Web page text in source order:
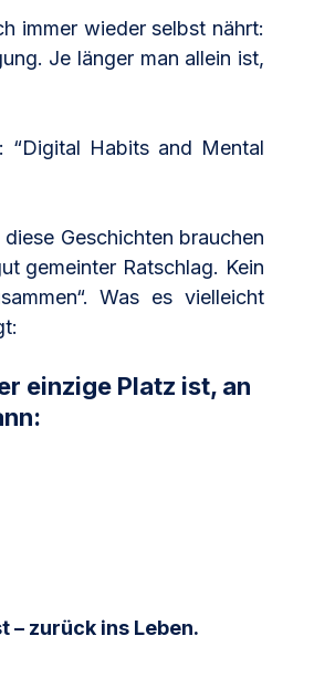
immer wieder selbst nährt:
Je länger man allein ist,
“Digital Habits and Mental
Geschichten brauchen
gemeinter Ratschlag. Kein
Was es vielleicht
einzige Platz ist, an
– zurück ins Leben.